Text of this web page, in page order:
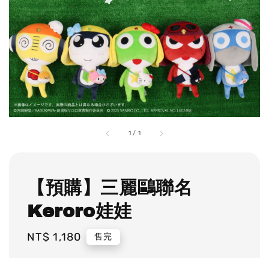
1 / 1
【預購】三麗鷗聯名
Keroro娃娃
Regular
NT$ 1,180 售完